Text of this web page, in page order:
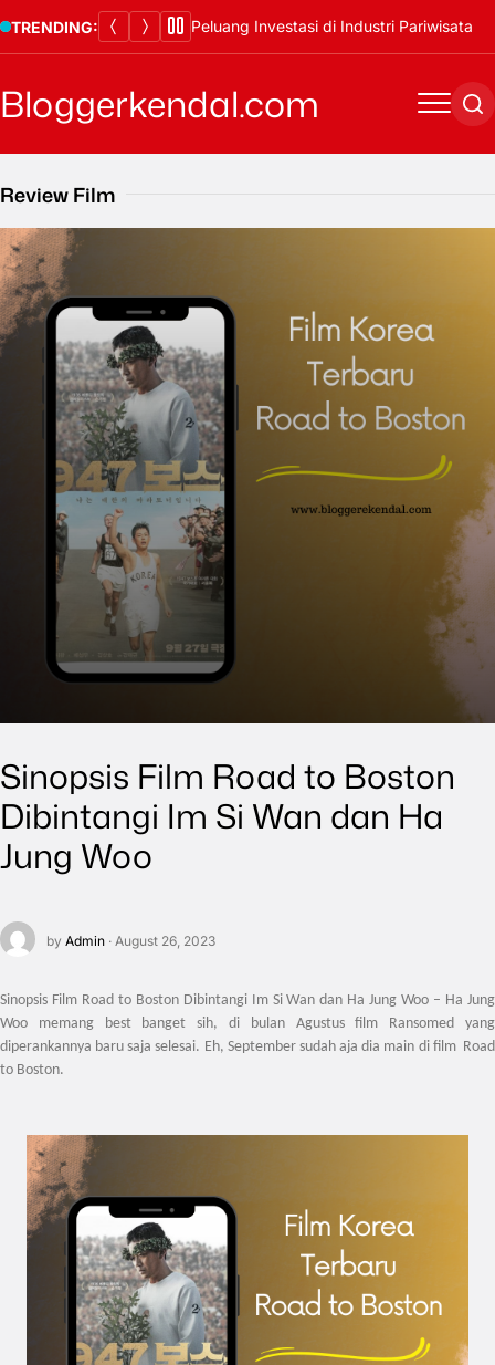
to
TRENDING: Peluang Investasi di Industri Pariwisata
Bloggerkendal.com Menu
Review Film
Sinopsis Film Road to Boston
Dibintangi Im Si Wan dan Ha
Jung Woo
by Admin · August 26, 2023
Sinopsis Film Road to Boston Dibintangi Im Si Wan dan Ha Jung Woo – Ha Jung
Woo memang best banget sih, di bulan Agustus film Ransomed yang
diperankannya baru saja selesai. Eh, September sudah aja dia main di film Road
to Boston.